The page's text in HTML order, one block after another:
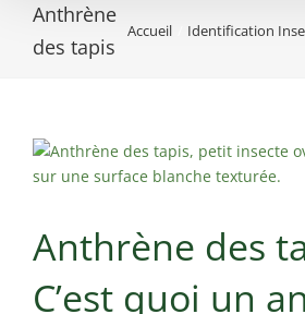
Exterminateur
Anjou
Maisonneuve
Exterminateur
Nord
Montréal-Est
Longueuil
Varennes
Anthrène
des tapis
Accueil Identification
Anthrène des
C’est quoi un